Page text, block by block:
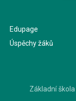
Edupage
Úspěchy žáků
Základní